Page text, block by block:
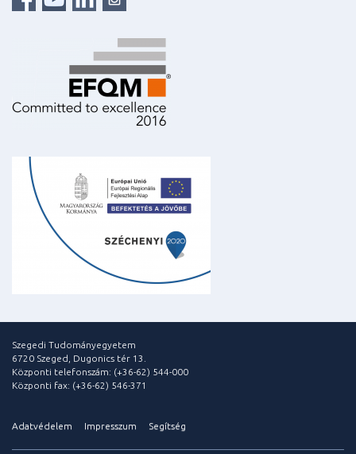
Szegedi Tudományegyetem
6720 Szeged, Dugonics tér 13.
Központi telefonszám: (+36-62) 544-000
Központi fax: (+36-62) 546-371
Adatvédelem Impresszum Segítség